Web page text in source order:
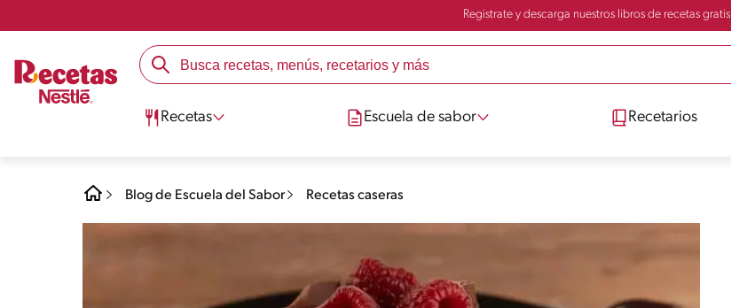
Registrate y descarga nuestros libros de recetas gratis
Recetas Escuela de sabor Recetarios
Blog de Escuela del Sabor Recetas caseras